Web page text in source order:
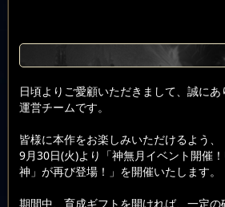
日頃よりご愛顧いただきまして、誠にあ
運営チームです。
皆様に本作をお楽しみいただけるよう、
9月30日(火)より「神無月イベント開催
神」が再び登場！」を開催いたします。
期間中、育成ギフトを開ければ、一定